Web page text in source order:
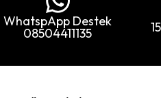
WhatspApp Destek
08504411135